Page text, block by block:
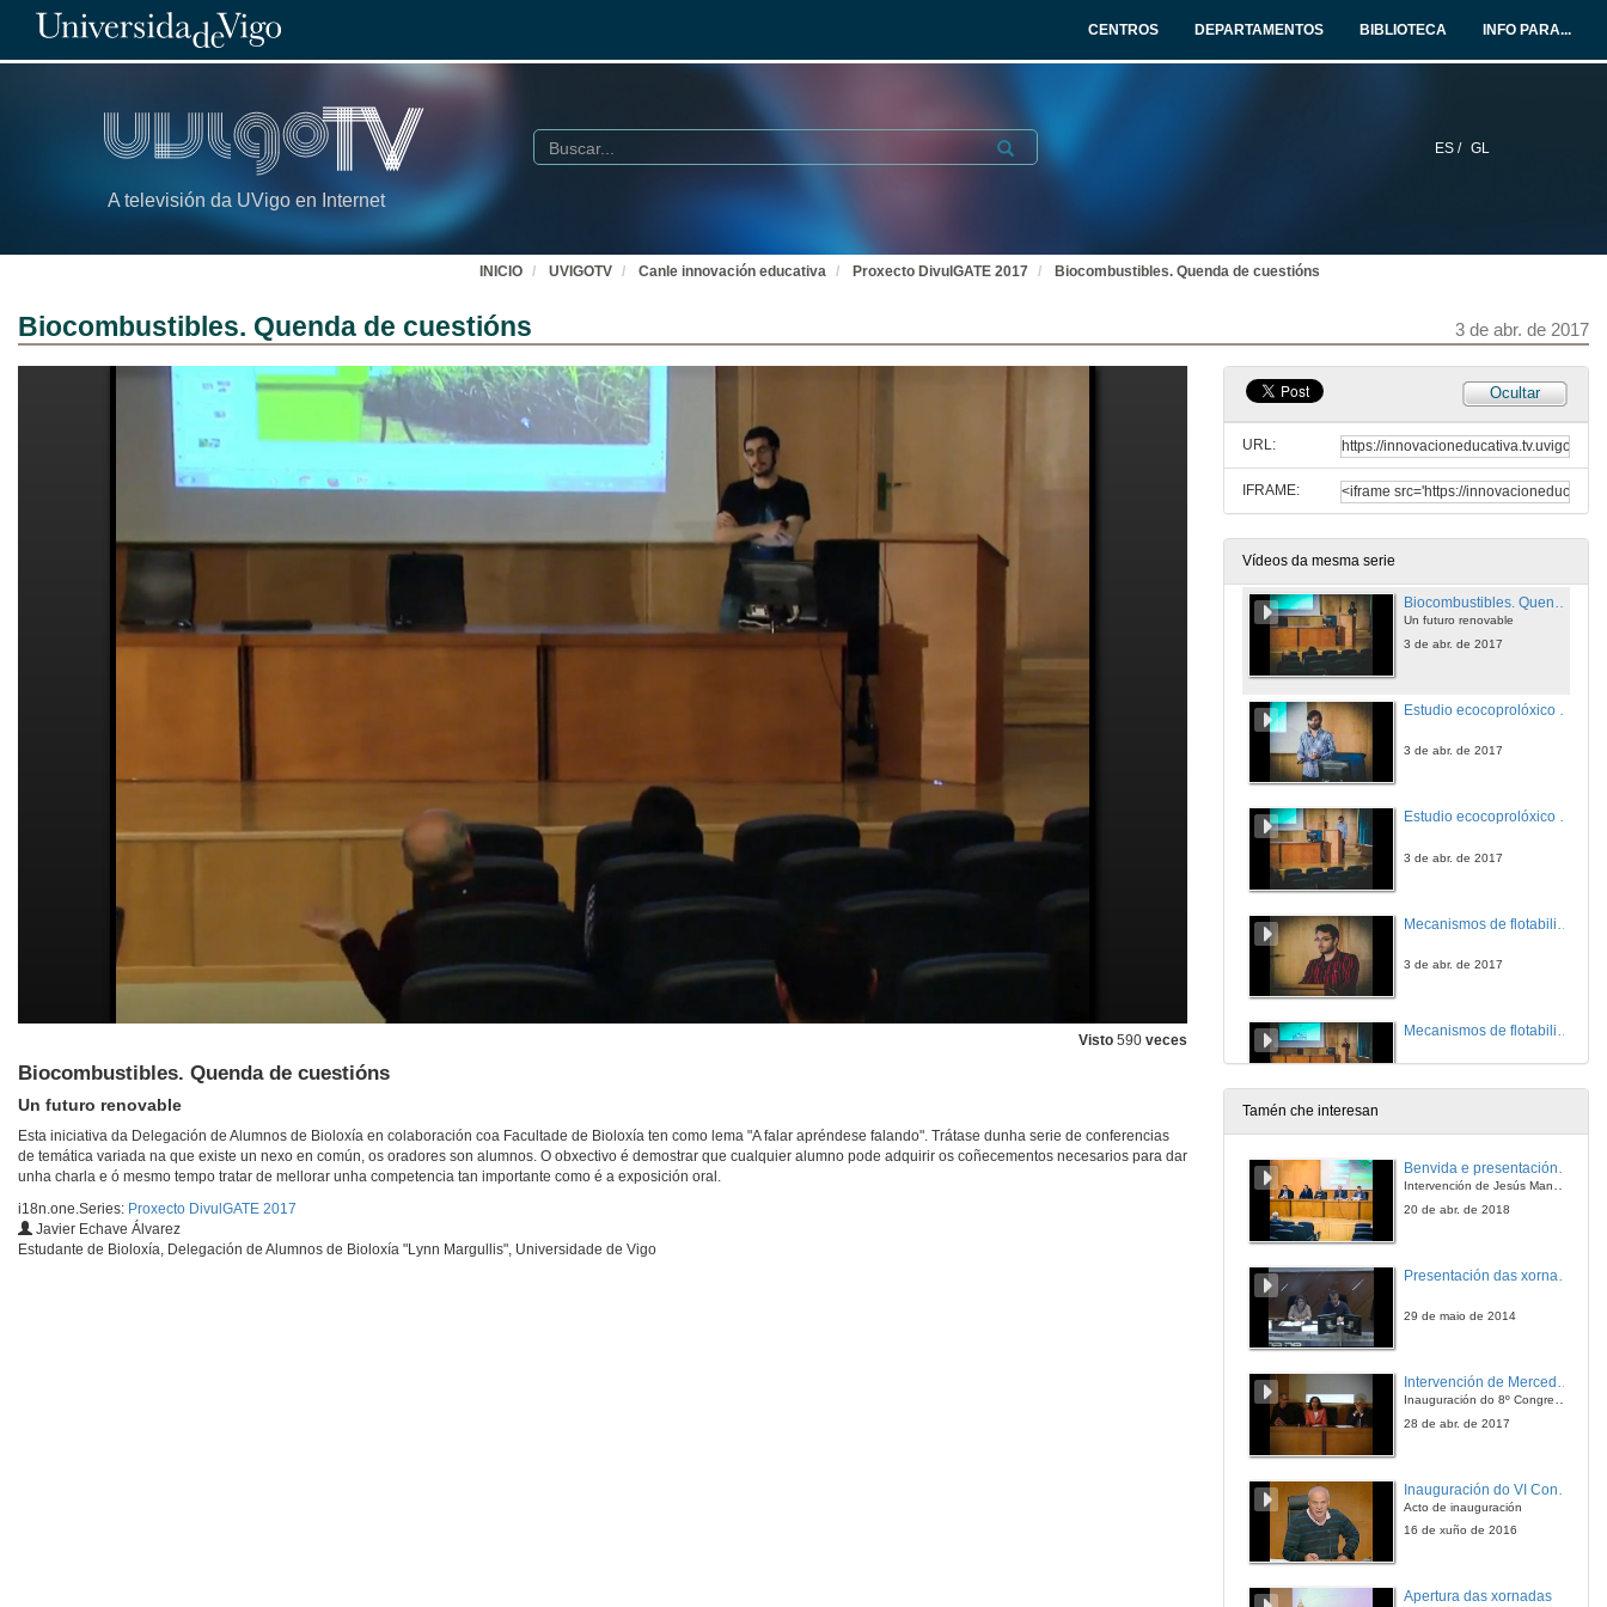
CENTROS DEPARTAMENTOS BIBLIOTECA INFO PARA...
A televisión da UVigo en Internet
ES / GL
Buscar Submit
INICIO UVIGOTV Canle innovación educativa Proxecto DivulGATE 2017 Biocombustibles. Quenda de cuestións
Biocombustibles. Quenda de cuestións 3 de abr. de 2017
Visto 590 veces
Biocombustibles. Quenda de cuestións
Un futuro renovable
Esta iniciativa da Delegación de Alumnos de Bioloxía en colaboración coa Facultade de Bioloxía ten como lema "A falar apréndese falando". Trátase dunha serie de conferencias
de temática variada na que existe un nexo en común, os oradores son alumnos. O obxectivo é demostrar que cualquier alumno pode adquirir os coñecementos necesarios para dar
unha charla e ó mesmo tempo tratar de mellorar unha competencia tan importante como é a exposición oral.
i18n.one.Series: Proxecto DivulGATE 2017
Javier Echave Álvarez
Estudante de Bioloxía, Delegación de Alumnos de Bioloxía "Lynn Margullis", Universidade de Vigo
Ocultar
URL:
IFRAME:
Vídeos da mesma serie
Inauguración das xornadas DIVULGATE 2017
Biocombustibles
Un futuro renovable
3 de abr. de 2017
Biocombustibles. Quenda de cuestións
Un futuro renovable
3 de abr. de 2017
3 de abr. de 2017
Estudio ecocoprolóxico comparativo entre parásitos intestinales de équidos. Quenda de cuestións
3 de abr. de 2017
3 de abr. de 2017
Mecanismos de flotabilidade. Quenda de cuestións
Presentación da segunda xornada
4 de abr. de 2017
4 de abr. de 2017
4 de abr. de 2017
Tamén che interesan
Benvida e presentación da xornada
Intervención de Jesús Manuel Míguez, Decano da Facultade de Bioloxía
20 de abr. de 2018
29 de maio de 2014
Intervención de Mercedes Gallardo Medina
Inauguración do 8º Congreso de traballos colaborativos
28 de abr. de 2017
Acto de inauguración
16 de xuño de 2016
Apertura das xornadas